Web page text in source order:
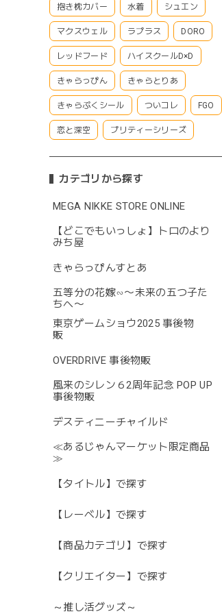
抱き枕カバー 水着 シュエン
マクスウェル ラプラス DORO
レッドフード ハイスクールD×D
きゃらっぴん きゃらとりあ
きゃらぷくシール ついコレ FGO
恋と深空 プリティーシリーズ
カテゴリから探す
MEGA NIKKE STORE ONLINE
【どこでもいっしょ】トロのより
みち屋
きゃらっぴんすとあ
五等分の花嫁∽〜未来の五つ子た
ちへ〜
東京ゲームショウ2025 事後物
販
OVERDRIVE 事後物販
風来のシレン６2周年記念 POP UP
事後物販
デスティニーチャイルド
≪あるじゃんマーケット限定商品
≫
【タイトル】で探す
【レーベル】で探す
【商品カテゴリ】で探す
【クリエイター】で探す
～推し活グッズ～